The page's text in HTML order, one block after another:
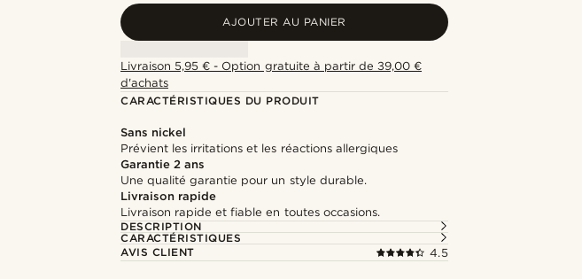
AJOUTER AU PANIER
Livraison 5,95 € - Option gratuite à partir de 39,00 €
d'achats
CARACTÉRISTIQUES DU PRODUIT
Sans nickel
Prévient les irritations et les réactions allergiques
Garantie 2 ans
Une qualité garantie pour un style durable.
Livraison rapide
Livraison rapide et fiable en toutes occasions.
DESCRIPTION
CARACTÉRISTIQUES
AVIS CLIENT
4.5